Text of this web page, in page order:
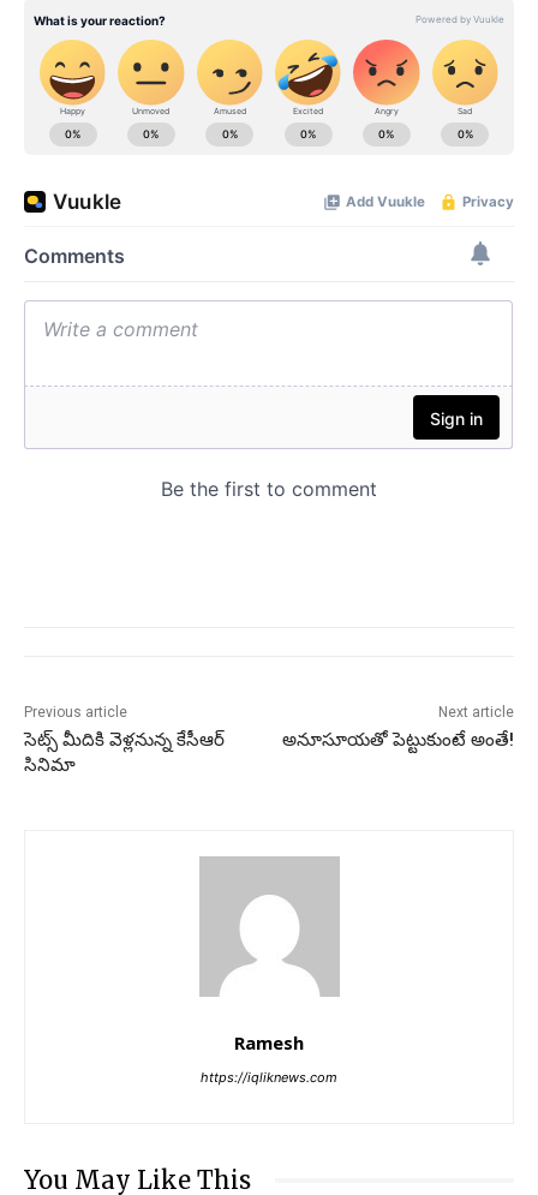
Previous article
సెట్స్‌ మీదికి వెళ్లనున్న కేసీఆర్‌
సినిమా
Next article
అనూసూయతో పెట్టుకుంటే అంతే!
Ramesh
https://iqliknews.com
You May Like This